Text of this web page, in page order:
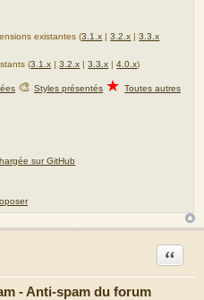
existantes (3.1.x |3.2.x |3.3.x
(3.1.x |3.2.x |3.3.x |4.0.x)
🎨 Styles présentés ★ Toutes autres
sur GitHub
- Anti-spam du forum
Citation